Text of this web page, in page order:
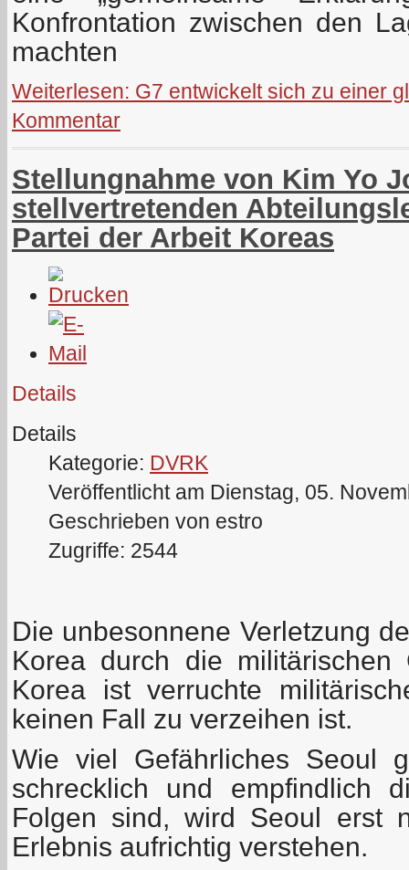
Konfrontation zwischen den
machten
Weiterlesen: G7 entwickelt sich zu einer
Kommentar
Stellungnahme von Kim Yo
stellvertretenden
Partei der Arbeit Koreas
Details
Details
Kategorie: DVRK
Veröffentlicht am Dienstag, 05.
Geschrieben von estro
Zugriffe: 2544
Die unbesonnene Verletzung
Korea durch die militärischen
Korea ist verruchte
keinen Fall zu verzeihen ist.
Wie viel Gefährliches Seoul
schrecklich und empfindlich
Folgen sind, wird Seoul erst
Erlebnis aufrichtig verstehen.